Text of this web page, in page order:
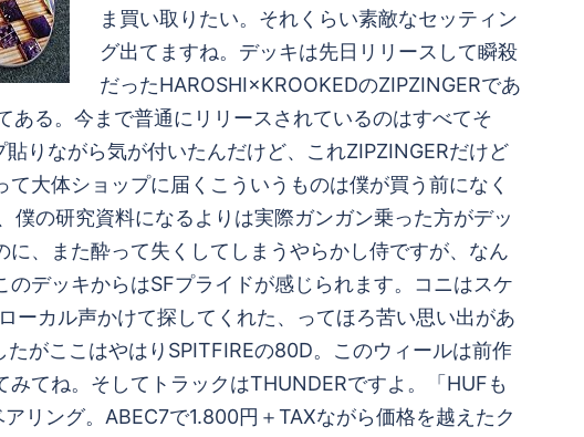
ま買い取りたい。それくらい素敵なセッティン
グ出てますね。デッキは先日リリースして瞬殺
だったHAROSHI×KROOKEDのZIPZINGERであ
ある。今まで普通にリリースされているのはすべてそ
りながら気が付いたんだけど、これZIPZINGERだけど
大体ショップに届くこういうものは僕が買う前になく
の研究資料になるよりは実際ガンガン乗った方がデッ
、また酔って失くしてしまうやらかし侍ですが、なん
デッキからはSFプライドが感じられます。コニはスケ
ーカル声かけて探してくれた、ってほろ苦い思い出があ
がここはやはりSPITFIREの80D。このウィールは前作
てね。そしてトラックはTHUNDERですよ。「HUFも
リング。ABEC7で1.800円＋TAXながら価格を越えたク